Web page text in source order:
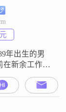
元之间，
求，并且有
我毕业于
但我一直在
年出生的男
在新余工作，
之间
专##3002##
事情总是耐
##3002##